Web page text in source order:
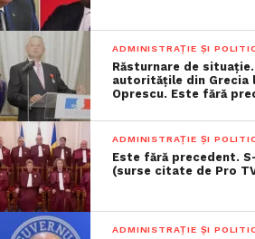
ADMINISTRAȚIE ȘI
Răsturnare de situație.
autoritățile din Grecia
Oprescu. Este fără
ADMINISTRAȚIE ȘI
Este fără precedent.
(surse citate de Pro
ADMINISTRAȚIE ȘI